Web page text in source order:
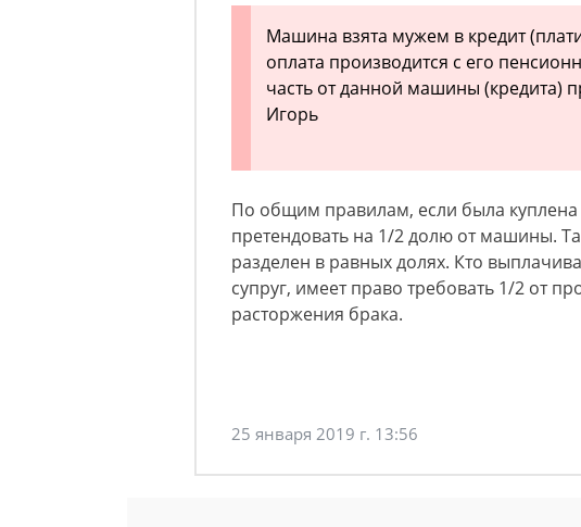
Машина взята мужем в кредит
оплата производится с его
часть от данной машины (кредита)
Игорь
По общим правилам, если была
претендовать на 1/2 долю от машины.
разделен в равных долях. Кто
супруг, имеет право требовать 1/2 от
расторжения брака.
25 января 2019 г. 13:56